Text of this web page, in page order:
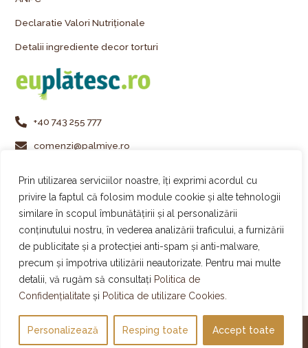
Prin utilizarea serviciilor noastre, îți exprimi acordul cu
privire la faptul că folosim module cookie și alte tehnologii
similare în scopul îmbunătățirii și al personalizării
conținutului nostru, în vederea analizării traficului, a furnizării
de publicitate și a protecției anti-spam și anti-malware,
precum și împotriva utilizării neautorizate. Pentru mai multe
detalii, vă rugăm să consultați Politica de
Confidențialitate și Politica de utilizare Cookies.
Personalizează Resping toate Accept toate
Declaratie Valori Nutriționale
Detalii ingrediente decor torturi
+40 743 255 777
comenzi@palmiye.ro
Urmărește-ne pe Instagram
Urmărește-ne pe Facebook
Urmărește-ne pe TikTok
Designed & Developed by WEDEV IT
© 2011-2025 All Rights Reserved – Palmiye Cakes&Gelato